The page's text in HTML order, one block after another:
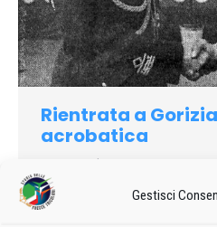
Gestisci
Rientrata a
acrobatica
admin8235
È rientrata a Gorizia da Brustem
trenta minuti, senza scalo, la